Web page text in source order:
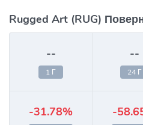
Rugged Art (RUG)
--
1 Г
--
24 Г
-31.78% -